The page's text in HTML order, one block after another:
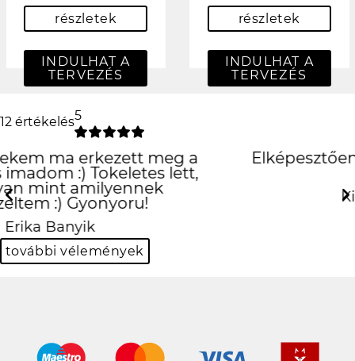
részletek
INDULHAT A
TERVEZÉS
részletek
INDULHAT A
TERVEZÉS
12 értékelés5
Elképesztően jó lett, köszönöm
szepen
Kinga Borsos-Kuti
Previous
további vélemények